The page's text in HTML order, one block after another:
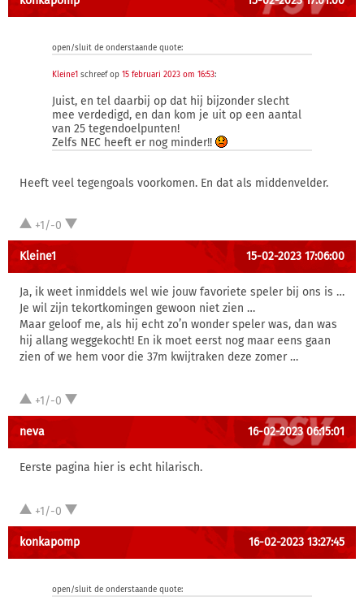
open/sluit de onderstaande quote:
Kleine1 schreef op 15 februari 2023 om 16:53:
Juist, en tel daarbij op dat hij bijzonder slecht
mee verdedigd, en dan kom je uit op een aantal
van 25 tegendoelpunten!
Zelfs NEC heeft er nog minder!!
Heeft veel tegengoals voorkomen. En dat als middenvelder.
+1/-0
Kleine1 15-02-2023 17:06:00
Ja, ik weet inmiddels wel wie jouw favoriete speler bij ons is …
Je wil zijn tekortkomingen gewoon niet zien …
Maar geloof me, als hij echt zo’n wonder speler was, dan was
hij allang weggekocht! En ik moet eerst nog maar eens gaan
zien of we hem voor die 37m kwijtraken deze zomer …
+1/-0
neva 16-02-2023 06:15:01
Eerste pagina hier is echt hilarisch.
+1/-0
konkapomp 16-02-2023 13:27:45
open/sluit de onderstaande quote: